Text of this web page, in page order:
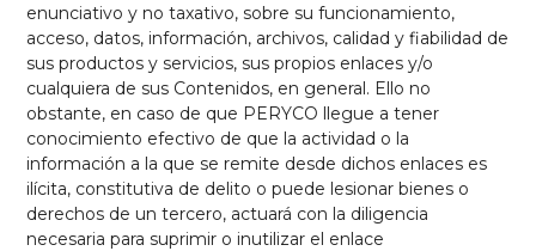
enunciativo y no taxativo, sobre su funcionamiento,
acceso, datos, información, archivos, calidad y fiabilidad de
sus productos y servicios, sus propios enlaces y/o
cualquiera de sus Contenidos, en general. Ello no
obstante, en caso de que PERYCO llegue a tener
conocimiento efectivo de que la actividad o la
información a la que se remite desde dichos enlaces es
ilícita, constitutiva de delito o puede lesionar bienes o
derechos de un tercero, actuará con la diligencia
necesaria para suprimir o inutilizar el enlace